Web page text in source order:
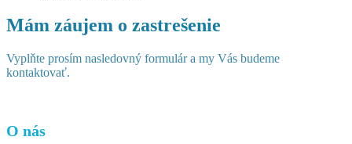
Mám záujem o zastrešenie
Vyplňte prosím nasledovný formulár a my Vás budeme
kontaktovať.
O nás